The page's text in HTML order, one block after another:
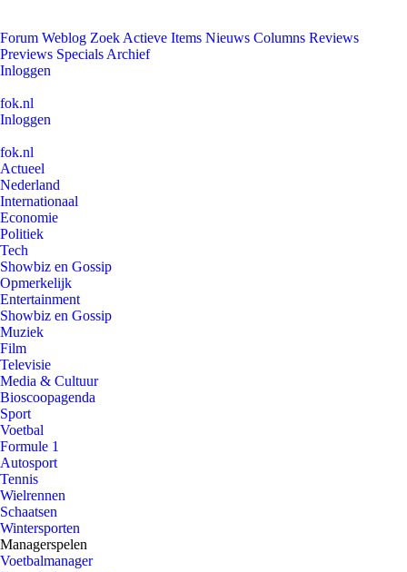
Forum Weblog Zoek Actieve Items Nieuws Columns Reviews
Previews Specials Archief
Inloggen
fok.nl
Inloggen
fok.nl
Actueel
Nederland
Internationaal
Economie
Politiek
Tech
Showbiz en Gossip
Opmerkelijk
Entertainment
Showbiz en Gossip
Muziek
Film
Televisie
Media & Cultuur
Bioscoopagenda
Sport
Voetbal
Formule 1
Autosport
Tennis
Wielrennen
Schaatsen
Wintersporten
Managerspelen
Voetbalmanager